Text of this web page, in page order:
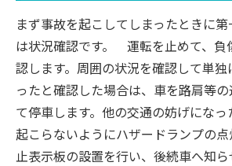
まず事故を起こしてしまったときに
は状況確認です。 運転を止めて、負
認します。周囲の状況を確認して単
ったと確認した場合は、車を路肩等
て停車します。他の交通の妨げにな
起こらないようにハザードランプの
止表示板の設置を行い、後続車へ知